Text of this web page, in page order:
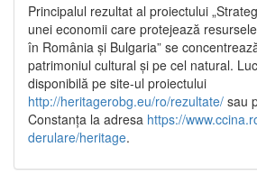
Principalul rezultat al proiectului
unei economii care protejează
în România și Bulgaria” se
patrimoniul cultural și pe cel natural.
disponibilă pe site-ul proiectului
http://heritagerobg.eu/ro/rezultate/ sau
Constanța la adresa https://
derulare/heritage.